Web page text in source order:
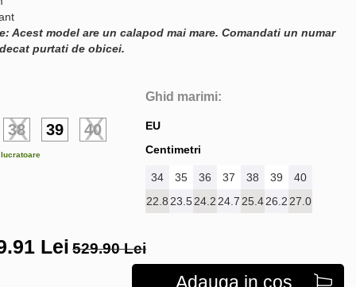
Acest model are un calapod mai mare. Comandati un numar
purtati de obicei.
38 39 40
Ghid marimi:
EU
Centimetri
34 35 36 37 38 39
40
22.8 23.524.2 24.7 25.426.2 27.0
Lei 529.90 Lei
Adauga in cos